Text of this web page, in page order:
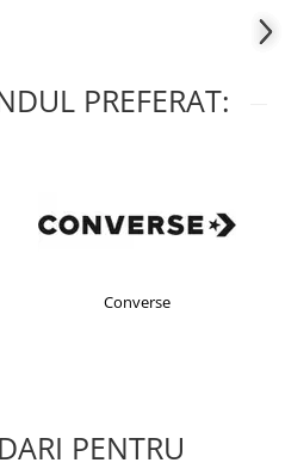
PREFERAT:
Converse
PENTRU